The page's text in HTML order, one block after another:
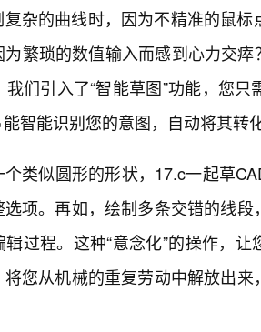
杂的曲线时，因为不精准的鼠
繁琐的数值输入而感到心力交
们引入了“智能草图”功能，您
智能识别您的意图，自动将其转
类似圆形的形状，17.c一起草
项。再如，绘制多条交错的线
过程。这种“意念化”的操作，
您从机械的重复劳动中解放出